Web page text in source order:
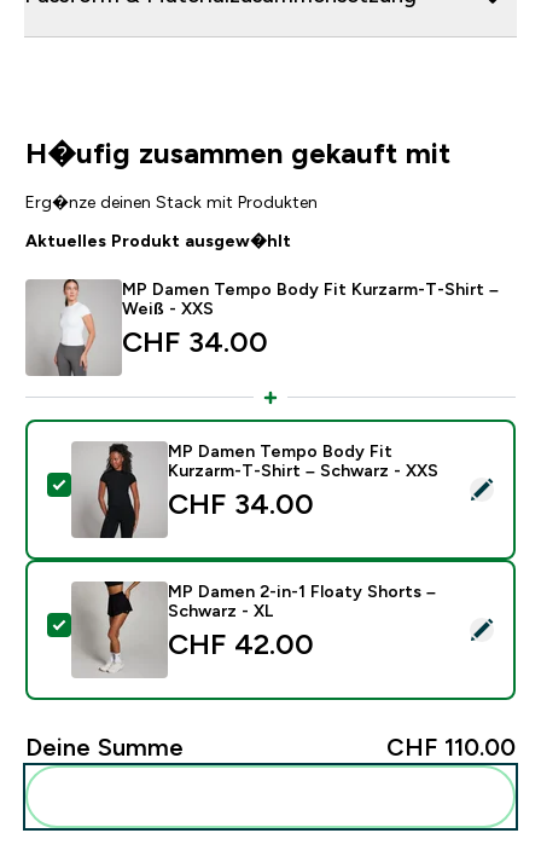
H�ufig zusammen gekauft mit
Erg�nze deinen Stack mit Produkten
Aktuelles Produkt ausgew�hlt
MP Damen Tempo Body Fit Kurzarm-T-Shirt –
Weiß - XXS
CHF 34.00‎
Dieses Produkt ausw�hlen - MP Damen Tempo
MP Damen Tempo Body Fit
Kurzarm-T-Shirt – Schwarz - XXS
CHF 34.00‎
Dieses Produkt ausw�hlen - MP Damen 2-in-1
MP Damen 2-in-1 Floaty Shorts –
Schwarz - XL
CHF 42.00‎
Deine Summe CHF 110.00‎